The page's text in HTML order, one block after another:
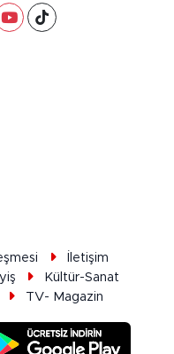
İletişim
Kültür-Sanat
TV- Magazin